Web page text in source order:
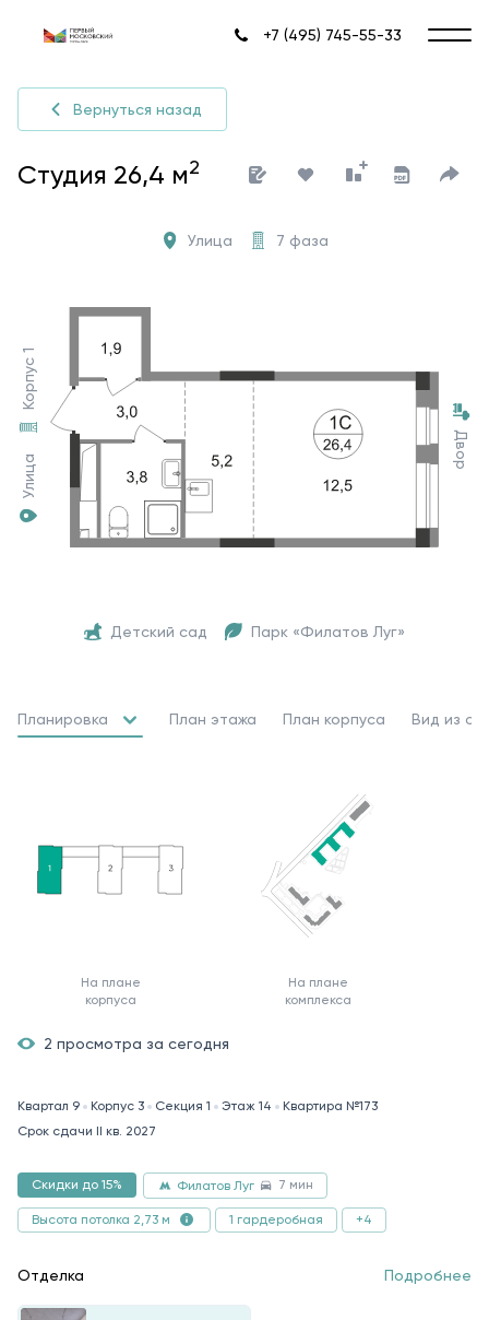
+7 (495) 745-55-33
Вернуться назад
Студия 26,4 м2
Улица
Корпус 1
Двор
Детский сад Парк «Филатов Луг»
Улица 7 фаза
Планировка План этажа План корпуса Вид из
На плане
корпуса
На плане
комплекса
2 просмотра за сегодня
Квартал 9 Корпус 3 Секция 1 Этаж 14
Квартира №173
Срок сдачи II кв. 2027
Скидки до 15% Филатов Луг 7 мин
Высота потолка 2,73 м 1 гардеробная +4
Отделка Подробнее